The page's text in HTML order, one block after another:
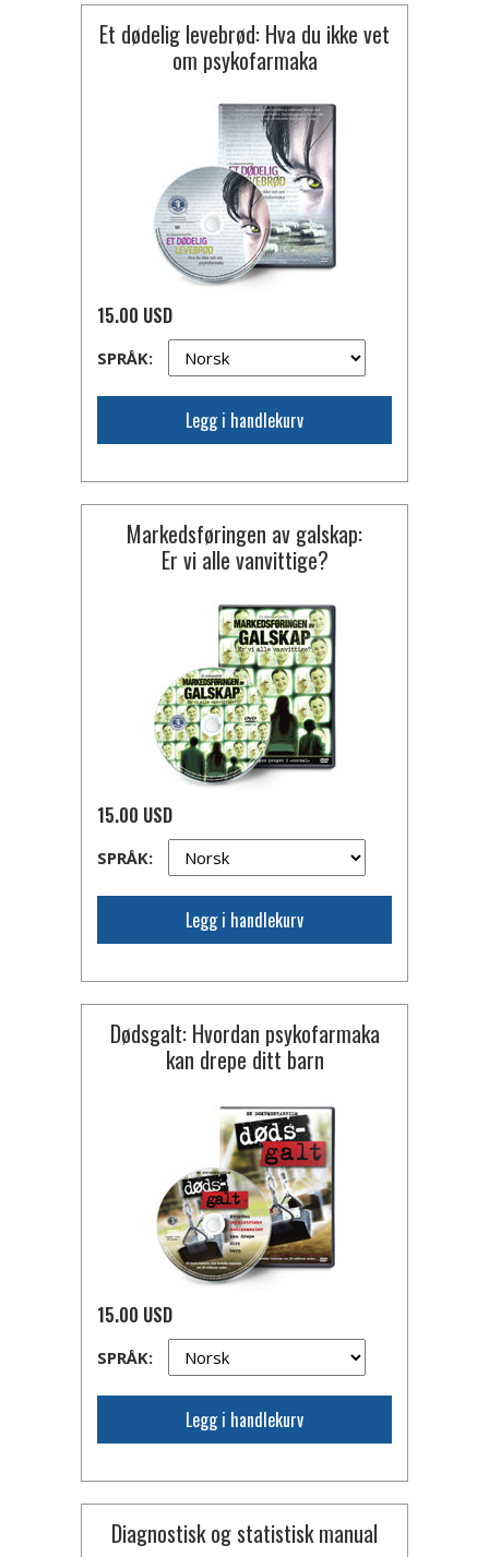
Et dødelig levebrød: Hva du ikke vet
om psykofarmaka
15.00 USD
SPRÅK:
Legg i handlekurv
Markedsføringen av galskap:
Er vi alle vanvittige?
15.00 USD
SPRÅK:
Legg i handlekurv
Dødsgalt: Hvordan psykofarmaka
kan drepe ditt barn
15.00 USD
SPRÅK:
Legg i handlekurv
Diagnostisk og statistisk manual